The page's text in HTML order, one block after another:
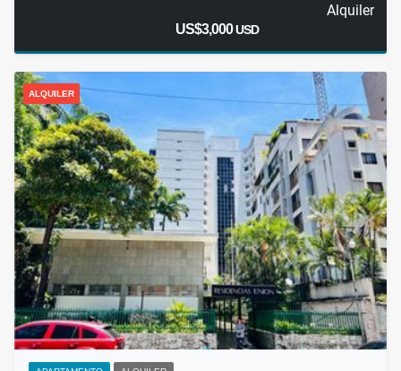
Alquiler
US$3,000USD
ALQUILER